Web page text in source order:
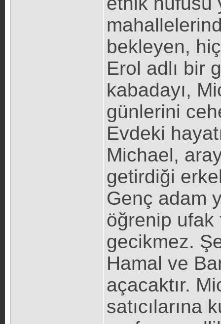
bekleyen, hiç
Erol adlı bir
kabadayı,
günlerini
Evdeki
Michael,
getirdiği
Genç adam
öğrenip ufak
gecikmez.
Hamal ve
açacaktır.
satıcılarına